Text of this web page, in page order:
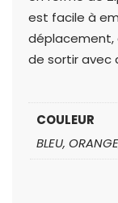
est facile à
déplacement,
de sortir avec
COULEUR
BLEU,